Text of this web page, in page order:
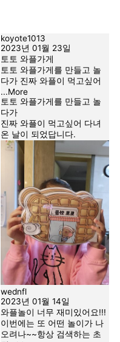
koyote1013
2023년 01월 23일
토토 와플가게
토토 와플가게를 만들고 놀
다가 진짜 와플이 먹고싶어
...More
토토 와플가게를 만들고 놀
다가
진짜 와플이 먹고싶어 다녀
온 날이 되었답니다.
wednfl
2023년 01월 14일
와플놀이 너무 재미있어요!!!
이번에는 또 어떤 놀이가 나
오려나~~항상 검색하는 초